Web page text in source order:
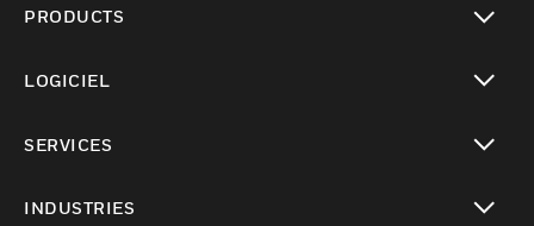
PRODUCTS
LOGICIEL
SERVICES
INDUSTRIES